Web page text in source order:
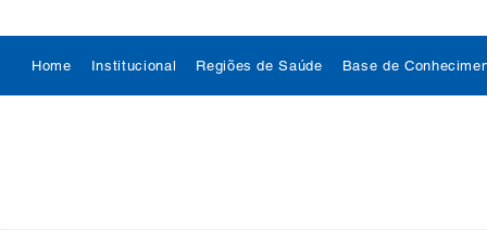
Home Institucional Regiões de Saúde Base de